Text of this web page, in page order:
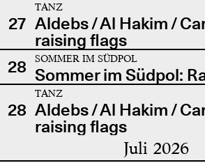
27
TANZ
Aldebs / Al Hakim /
raising flags
28
SOMMER IM SÜDPOL
Sommer im Südpol:
28
TANZ
Aldebs / Al Hakim /
raising flags
Juli 2026